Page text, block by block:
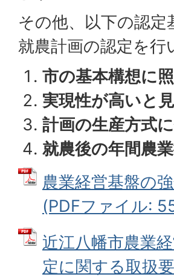
その他、以下の認
就農計画の認定を行
市の基本構想に
実現性が高いと
計画の生産方式
就農後の年間農
農業経営基盤の
(PDFファイル:
近江八幡市農業
定に関する取扱